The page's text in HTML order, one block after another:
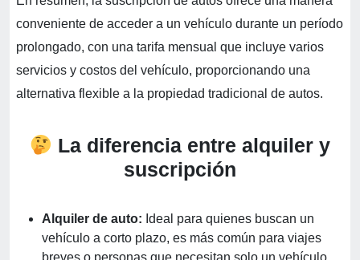
conveniente de acceder a un vehículo durante un período
prolongado, con una tarifa mensual que incluye varios
servicios y costos del vehículo, proporcionando una
alternativa flexible a la propiedad tradicional de autos.
La diferencia entre alquiler y
suscripción
Alquiler de auto: Ideal para quienes buscan un
vehículo a corto plazo, es más común para viajes